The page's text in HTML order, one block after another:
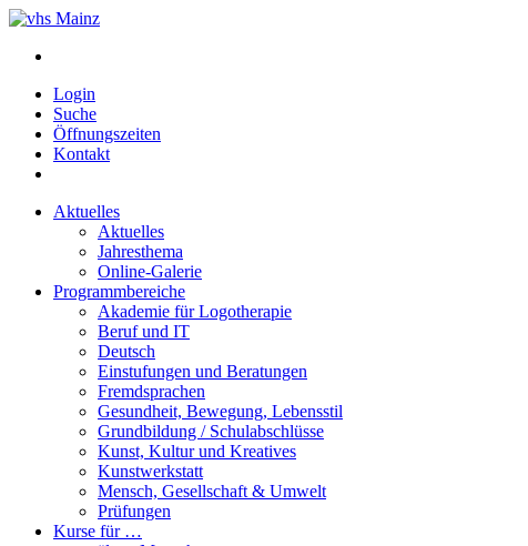
Login
Suche
Öffnungszeiten
Kontakt
Aktuelles
Aktuelles
Jahresthema
Online-Galerie
Programmbereiche
Akademie für Logotherapie
Beruf und IT
Deutsch
Einstufungen und Beratungen
Fremdsprachen
Gesundheit, Bewegung, Lebensstil
Grundbildung / Schulabschlüsse
Kunst, Kultur und Kreatives
Kunstwerkstatt
Mensch, Gesellschaft & Umwelt
Prüfungen
Kurse für …